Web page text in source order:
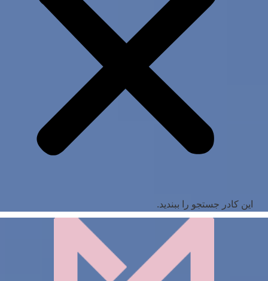
این کادر جستجو را ببندید.